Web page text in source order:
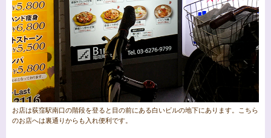
お店は荻窪駅南口の階段を登ると目の前にある白いビルの地下にあります。こちら
のお店へは裏通りからも入れ便利です。